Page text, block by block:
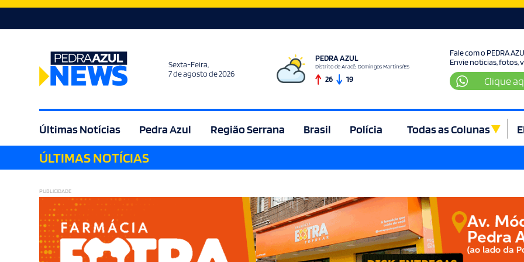
Sexta-Feira,
7 de agosto de 2026
PEDRA AZUL
Distrito de Aracê, Domingos Martins/ES
26 19
Fale com o PEDRA
Envie noticias, fotos,
Clique
Últimas Notícias Pedra Azul Região Serrana Brasil Polícia Todas as Colunas
Agricultura
ÚLTIMAS NOTÍCIAS
PUBLICIDADE